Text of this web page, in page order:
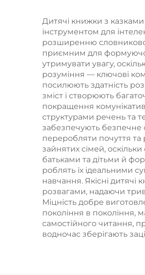
книга з
краями,
пиловою
Дитячі книжки з
інструментом для
розширенню
приємним для
утримувати увагу,
розуміння — ключові
посилюють здатність
зміст і створюють
покращення
структурами речень та
забезпечують безпечне
переробляти почуття та
зайнятих сімей,
батьками та дітьми й
роблять їх ідеальними
навчання. Якісні
розвагами, надаючи
Міцність добре
покоління в покоління,
самостійного читання,
водночас зберігають